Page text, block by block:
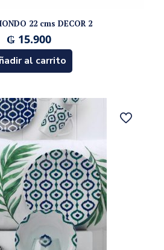
22 cms DECOR 2
₲ 15.900
al carrito